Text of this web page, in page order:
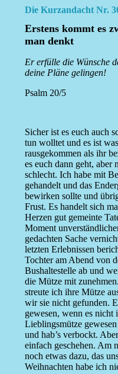
Die Kurzandacht Nr.
Erstens kommt es
man denkt
Er erfülle die Wünsche
deine Pläne gelingen!
Psalm 20/5
Sicher ist es euch auch
tun wolltet und es ist
rausgekommen als ihr
es euch dann geht, aber
schlecht. Ich habe mit
gehandelt und das
bewirken sollte und
Frust. Es handelt sich
Herzen gut gemeinte
Moment
gedachten Sache
letzten Erlebnissen
Tochter am Abend von
Bushaltestelle ab und
die Mütze mit
streute ich ihre Mütze
wir sie nicht gefunden.
gewesen, wenn es nicht
Lieblingsmütze
und hab’s verbockt.
einfach geschehen. Am
noch etwas dazu, das
Weihnachten habe ich